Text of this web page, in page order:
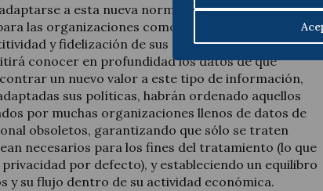
a esta nueva normativa debe ser
las organizaciones como una oportunidad para
y fidelización de sus clientes y consumidores,
conocer en profundidad los datos de que
un nuevo valor a este tipo de información,
sus políticas, habrán ordenado aquellos
por muchas organizaciones llenos de datos de
obsoletos, garantizando que sólo se traten
necesarios para los fines del tratamiento (lo que
privacidad por defecto), y estableciendo un equilibro
y su flujo dentro de su actividad económica.